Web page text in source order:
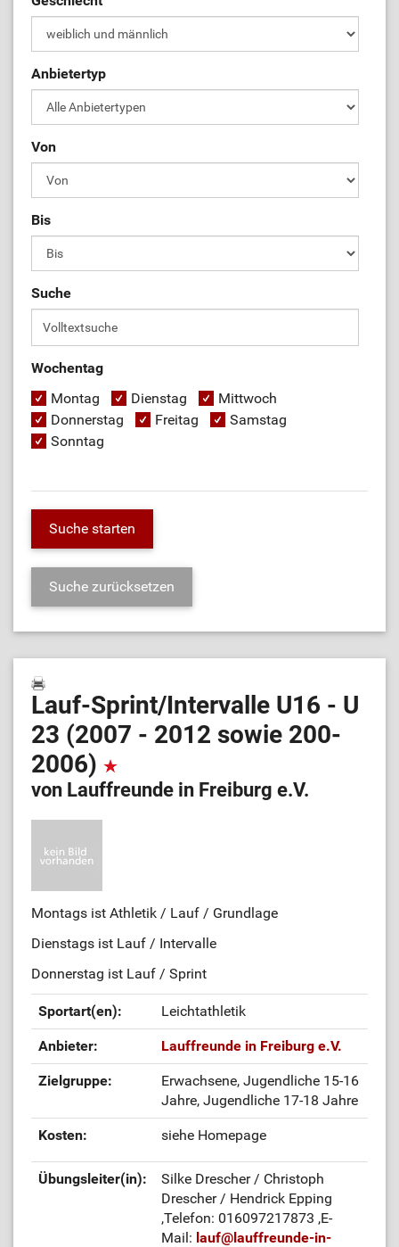
Anbietertyp
Von
Bis
Suche
Wochentag
Montag
Dienstag
Mittwoch
Donnerstag
Freitag
Samstag
Sonntag
Lauf-Sprint/Intervalle U16 - U
23 (2007 - 2012 sowie 200-
2006)
von Lauffreunde in Freiburg e.V.
Montags ist Athletik / Lauf / Grundlage
Dienstags ist Lauf / Intervalle
Donnerstag ist Lauf / Sprint
Sportart(en): Leichtathletik
Anbieter: Lauffreunde in Freiburg e.V.
Zielgruppe:
Erwachsene, Jugendliche 15-16
Jahre, Jugendliche 17-18 Jahre
Kosten: siehe Homepage
Übungsleiter(in):
Silke Drescher / Christoph
Drescher / Hendrick Epping
,Telefon: 016097217873 ,E-
Mail: lauf@lauffreunde-in-